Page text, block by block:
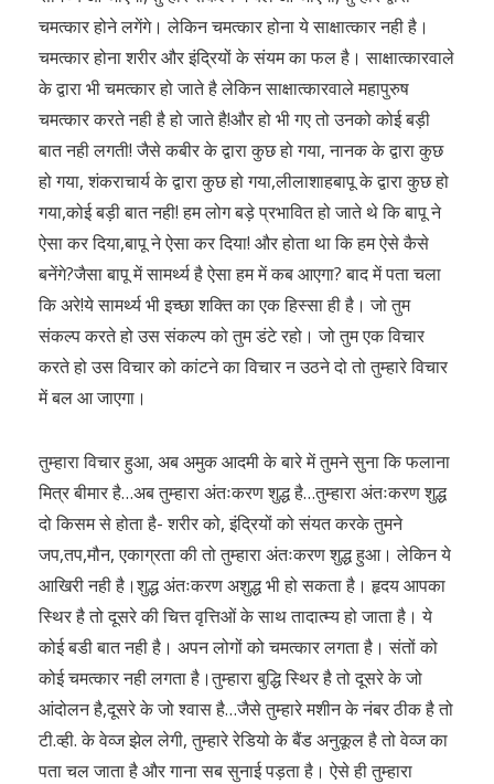
चमत्कार होने लगेंगे। लेकिन चमत्कार होना ये साक्षात्कार नही है।
चमत्कार होना शरीर और इंद्रियों के संयम का फल है। साक्षात्कारवाले
के द्वारा भी चमत्कार हो जाते है लेकिन साक्षात्कारवाले महापुरुष
चमत्कार करते नही है हो जाते है!और हो भी गए तो उनको कोई बड़ी
बात नही लगती! जैसे कबीर के द्वारा कुछ हो गया, नानक के द्वारा कुछ
हो गया, शंकराचार्य के द्वारा कुछ हो गया,लीलाशाहबापू के द्वारा कुछ हो
गया,कोई बड़ी बात नही! हम लोग बड़े प्रभावित हो जाते थे कि बापू ने
ऐसा कर दिया,बापू ने ऐसा कर दिया! और होता था कि हम ऐसे कैसे
बनेंगे?जैसा बापू में सामर्थ्य है ऐसा हम में कब आएगा? बाद में पता चला
कि अरे!ये सामर्थ्य भी इच्छा शक्ति का एक हिस्सा ही है। जो तुम
संकल्प करते हो उस संकल्प को तुम डंटे रहो। जो तुम एक विचार
करते हो उस विचार को कांटने का विचार न उठने दो तो तुम्हारे विचार
में बल आ जाएगा।
तुम्हारा विचार हुआ, अब अमुक आदमी के बारे में तुमने सुना कि फलाना
मित्र बीमार है…अब तुम्हारा अंतःकरण शुद्ध है…तुम्हारा अंतःकरण शुद्ध
दो किसम से होता है- शरीर को, इंद्रियों को संयत करके तुमने
जप,तप,मौन, एकाग्रता की तो तुम्हारा अंतःकरण शुद्ध हुआ। लेकिन ये
आखिरी नही है।शुद्ध अंतःकरण अशुद्ध भी हो सकता है। हृदय आपका
स्थिर है तो दूसरे की चित्त वृत्तिओं के साथ तादात्म्य हो जाता है। ये
कोई बडी बात नही है। अपन लोगों को चमत्कार लगता है। संतों को
कोई चमत्कार नही लगता है।तुम्हारा बुद्धि स्थिर है तो दूसरे के जो
आंदोलन है,दूसरे के जो श्वास है…जैसे तुम्हारे मशीन के नंबर ठीक है तो
टी.व्ही. के वेव्ज झेल लेगी, तुम्हारे रेडियो के बैंड अनुकूल है तो वेव्ज का
पता चल जाता है और गाना सब सुनाई पड़ता है। ऐसे ही तुम्हारा